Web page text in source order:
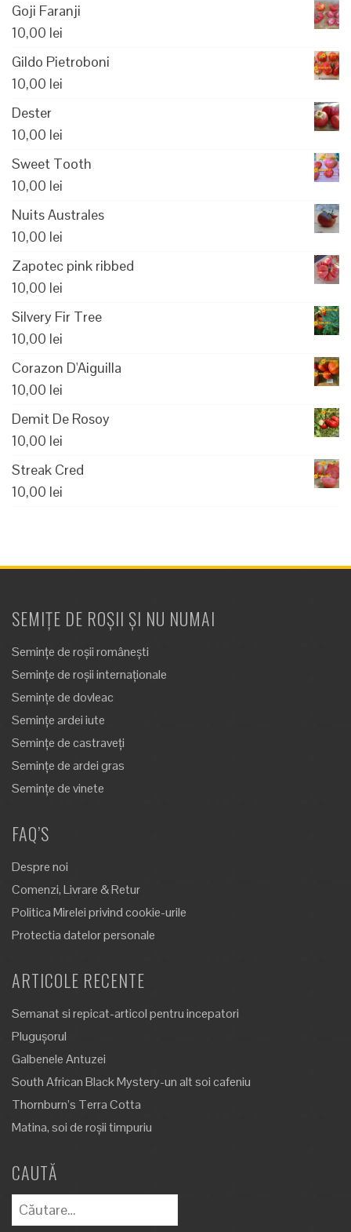
Goji Faranji
10,00 lei
Gildo Pietroboni
10,00 lei
Dester
10,00 lei
Sweet Tooth
10,00 lei
Nuits Australes
10,00 lei
Zapotec pink ribbed
10,00 lei
Silvery Fir Tree
10,00 lei
Corazon D'Aiguilla
10,00 lei
Demit De Rosoy
10,00 lei
Streak Cred
10,00 lei
SEMIȚE DE ROȘII ȘI NU NUMAI
Semințe de roșii românești
Semințe de roșii internaționale
Semințe de dovleac
Semințe ardei iute
Semințe de castraveți
Semințe de ardei gras
Semințe de vinete
FAQ’S
Despre noi
Comenzi, Livrare & Retur
Politica Mirelei privind cookie-urile
Protectia datelor personale
ARTICOLE RECENTE
Semanat si repicat-articol pentru incepatori
Plugușorul
Galbenele Antuzei
South African Black Mystery-un alt soi cafeniu
Thornburn’s Terra Cotta
Matina, soi de roșii timpuriu
CAUTĂ
Caută
după: